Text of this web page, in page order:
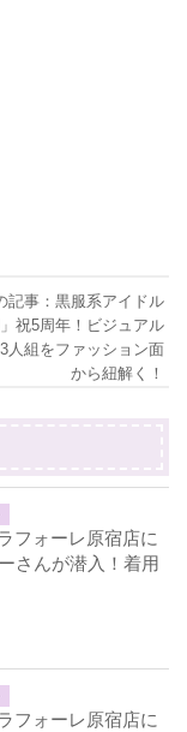
記事：黒服系アイドル
」祝5周年！ビジュアル
人組をファッション面
から紐解く！
フォーレ原宿店に
さんが潜入！着用
フォーレ原宿店に